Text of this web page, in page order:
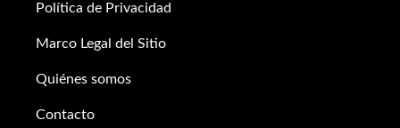
Política de Privacidad
Marco Legal del Sitio
Quiénes somos
Contacto